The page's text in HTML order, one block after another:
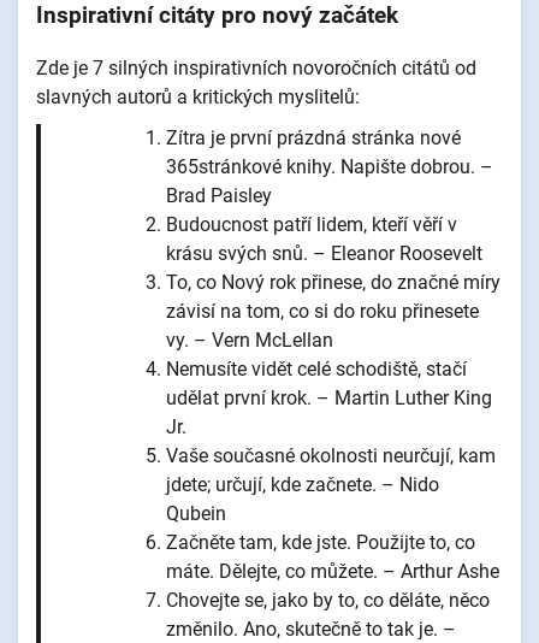
Inspirativní citáty pro nový začátek
Zde je 7 silných inspirativních novoročních citátů od
slavných autorů a kritických myslitelů:
Zítra je první prázdná stránka nové
365stránkové knihy. Napište dobrou. –
Brad Paisley
Budoucnost patří lidem, kteří věří v
krásu svých snů. – Eleanor Roosevelt
To, co Nový rok přinese, do značné míry
závisí na tom, co si do roku přinesete
vy. – Vern McLellan
Nemusíte vidět celé schodiště, stačí
udělat první krok. – Martin Luther King
Jr.
Vaše současné okolnosti neurčují, kam
jdete; určují, kde začnete. – Nido
Qubein
Začněte tam, kde jste. Použijte to, co
máte. Dělejte, co můžete. – Arthur Ashe
Chovejte se, jako by to, co děláte, něco
změnilo. Ano, skutečně to tak je. –